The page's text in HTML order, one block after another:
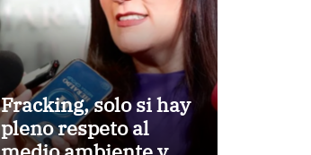
Fracking, solo si hay
pleno respeto al